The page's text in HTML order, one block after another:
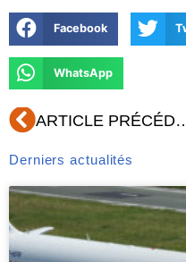
Facebook
WhatsApp
Précédent ARTICLE
Derniers actualités